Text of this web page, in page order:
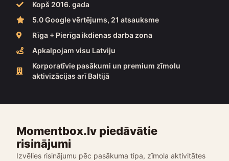
Kopš 2016. gada
5.0 Google vērtējums, 21 atsauksme
Rīga + Pierīga ikdienas darba zona
Apkalpojam visu Latviju
Korporatīvie pasākumi un premium zīmolu
aktivizācijas arī Baltijā
Momentbox.lv piedāvātie
risinājumi
Izvēlies risinājumu pēc pasākuma tipa, zīmola aktivitātes